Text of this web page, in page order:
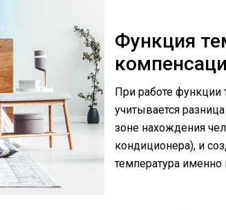
Функция
При работе функции
учитывается
зоне нахождения
кондиционера), и
температура